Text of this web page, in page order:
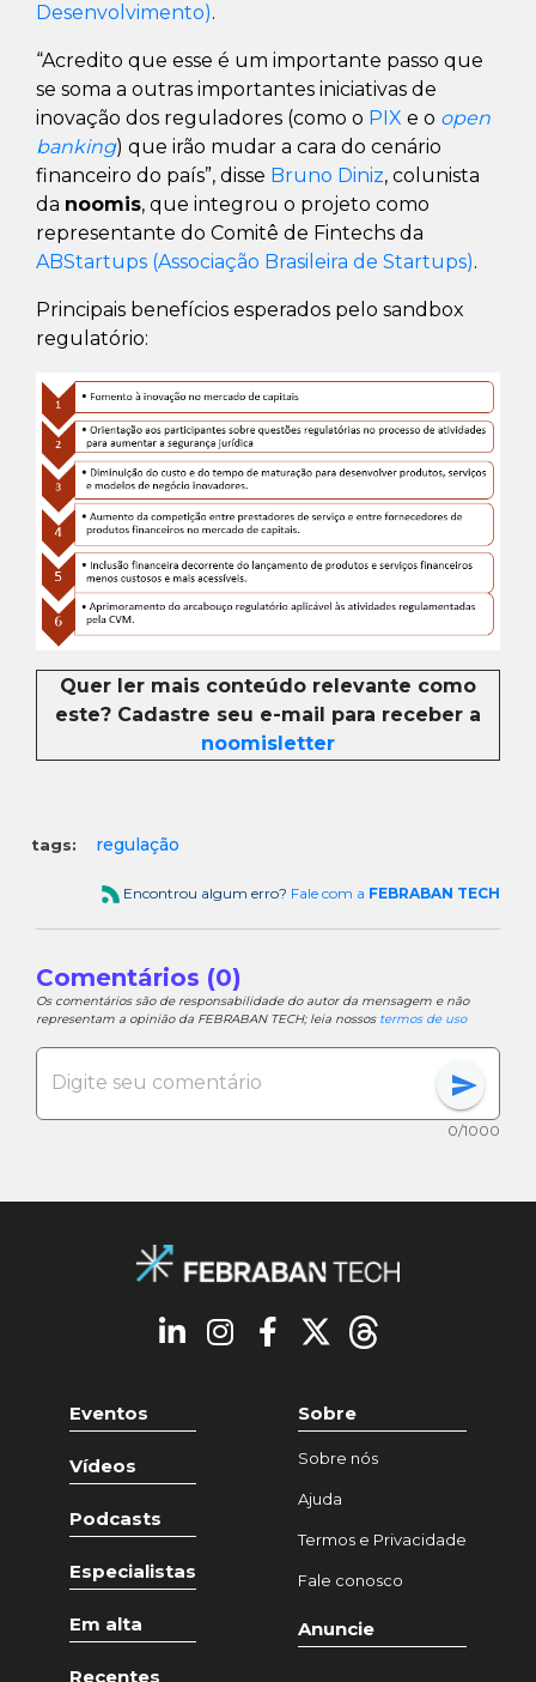
Desenvolvimento).
“Acredito que esse é um importante passo que
se soma a outras importantes iniciativas de
inovação dos reguladores (como o PIX e o open
banking) que irão mudar a cara do cenário
financeiro do país”, disse Bruno Diniz, colunista
da noomis, que integrou o projeto como
representante do Comitê de Fintechs da
ABStartups (Associação Brasileira de Startups).
Principais benefícios esperados pelo sandbox
regulatório:
Quer ler mais conteúdo relevante como
este? Cadastre seu e-mail para receber a
noomisletter
tags: regulação
Encontrou algum erro? Fale com a FEBRABAN TECH
Comentários (0)
Os comentários são de responsabilidade do autor da mensagem e não
representam a opinião da FEBRABAN TECH; leia nossos termos de uso
send
0/1000
Eventos
Vídeos
Podcasts
Especialistas
Em alta
Recentes
Sobre
Sobre nós
Ajuda
Termos e Privacidade
Fale conosco
Anuncie